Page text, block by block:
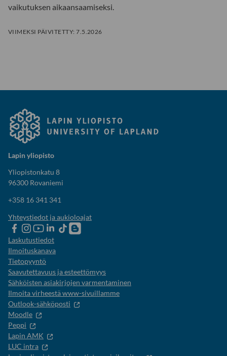
vaikutuksen aikaansaamiseksi.
VIIMEKSI PÄIVITETTY:7.5.2026
Lapin yliopisto
Yliopistonkatu 8
96300 Rovaniemi
+358 16 341 341
Yhteystiedot ja aukioloajat
Lapin
yliopiston
Facebook
Lapin
yliopiston
instagram-
tili
Lapin
yliopiston
Youtube-
kanava
Lapin
yliopisto
Linkedinissä
LapinOpiskelijaelämää-
Laskutustiedot
Ilmoituskanava
Tietopyyntö
Saavutettavuus ja esteettömyys
Sähköisten asiakirjojen varmentaminen
Ilmoita virheestä www-sivuillamme
Outlook-sähköposti
Moodle
Peppi
Lapin AMK
LUC intra